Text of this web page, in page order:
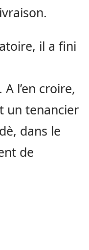
il a fini
l’en croire,
un tenancier
dans le
de